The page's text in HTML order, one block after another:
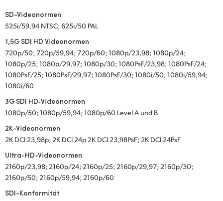
SD-Videonormen
525i/59,94 NTSC; 625i/50 PAL
1,5G SDI HD Videonormen
720p/50; 720p/59,94; 720p/60; 1080p/23,98; 1080p/24;
1080p/25; 1080p/29,97; 1080p/30; 1080PsF/23,98; 1080PsF/24;
1080PsF/25; 1080PsF/29,97; 1080PsF/30; 1080i/50; 1080i/59,94;
1080i/60
3G SDI HD‑Videonormen
1080p/50; 1080p/59,94; 1080p/60 Level A und B
2K-Videonormen
2K DCI 23,98p; 2K DCI 24p 2K DCI 23,98PsF; 2K DCI 24PsF
Ultra-HD-Videonormen
2160p/23,98; 2160p/24; 2160p/25; 2160p/29,97; 2160p/30;
2160p/50; 2160p/59,94; 2160p/60
SDI-Konformität